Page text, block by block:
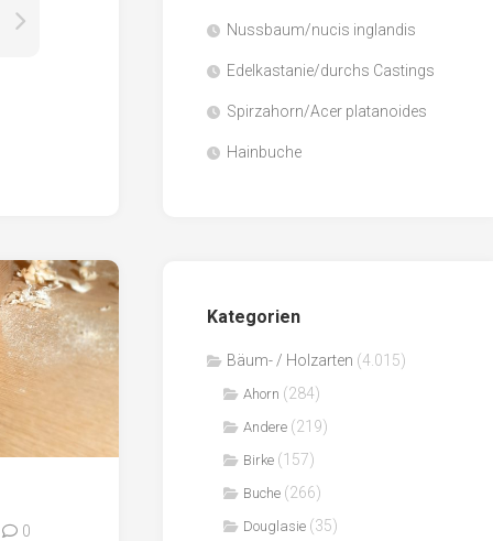
Sägenebenprodukte
0
Nussbaum/nucis inglandis
Edelkastanie/durchs Castings
Spirzahorn/Acer platanoides
Hainbuche
Kategorien
Bäum- / Holzarten (4.015)
Ahorn (284)
Andere (219)
Birke (157)
Buche (266)
Douglasie (35)